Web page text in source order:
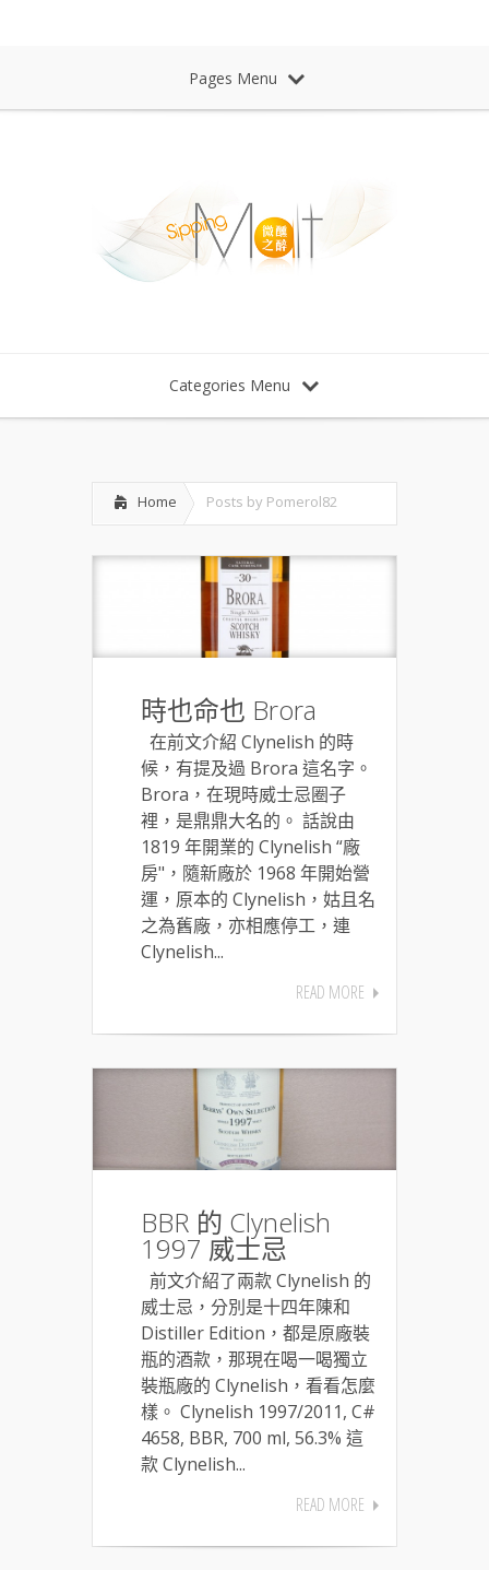
Pages Menu
Categories Menu
Home Posts by Pomerol82
時也命也 Brora
在前文介紹 Clynelish 的時
候，有提及過 Brora 這名字。
Brora，在現時威士忌圈子
裡，是鼎鼎大名的。 話說由
1819 年開業的 Clynelish “廠
房"，隨新廠於 1968 年開始營
運，原本的 Clynelish，姑且名
之為舊廠，亦相應停工，連
Clynelish...
READ MORE
BBR 的 Clynelish
1997 威士忌
前文介紹了兩款 Clynelish 的
威士忌，分別是十四年陳和
Distiller Edition，都是原廠裝
瓶的酒款，那現在喝一喝獨立
裝瓶廠的 Clynelish，看看怎麼
樣。 Clynelish 1997/2011, C#
4658, BBR, 700 ml, 56.3% 這
款 Clynelish...
READ MORE